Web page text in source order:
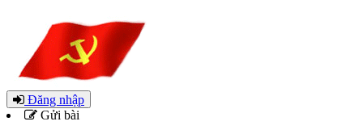
Đăng nhập
Gửi bài